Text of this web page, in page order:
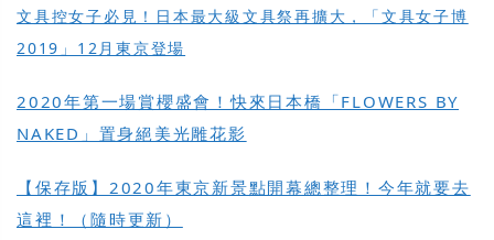
文具控女子必見！日本最大級文具祭再擴大，「文具女子博
2019」12月東京登場
2020年第一場賞櫻盛會！快來日本橋「FLOWERS BY
NAKED」置身絕美光雕花影
【保存版】2020年東京新景點開幕總整理！今年就要去
這裡！（隨時更新）